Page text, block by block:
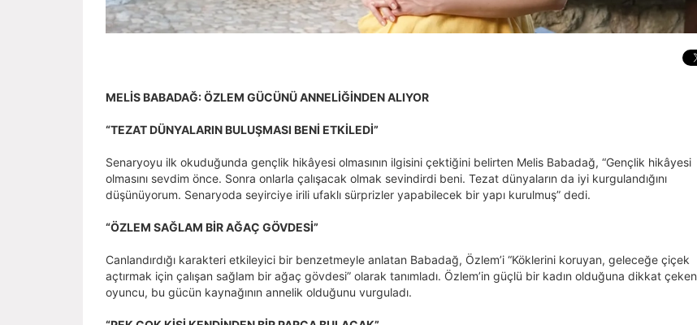
MELİS BABADAĞ: ÖZLEM GÜCÜNÜ ANNELİĞİNDEN ALIYOR
“TEZAT DÜNYALARIN BULUŞMASI BENİ ETKİLEDİ”
Senaryoyu ilk okuduğunda gençlik hikâyesi olmasının ilgisini çektiğini belirten Melis Babadağ, “Gençlik hikâyesi
olmasını sevdim önce. Sonra onlarla çalışacak olmak sevindirdi beni. Tezat dünyaların da iyi kurgulandığını
düşünüyorum. Senaryoda seyirciye irili ufaklı sürprizler yapabilecek bir yapı kurulmuş” dedi.
“ÖZLEM SAĞLAM BİR AĞAÇ GÖVDESİ”
Canlandırdığı karakteri etkileyici bir benzetmeyle anlatan Babadağ, Özlem’i “Köklerini koruyan, geleceğe çiçek
açtırmak için çalışan sağlam bir ağaç gövdesi” olarak tanımladı. Özlem’in güçlü bir kadın olduğuna dikkat çeken
oyuncu, bu gücün kaynağının annelik olduğunu vurguladı.